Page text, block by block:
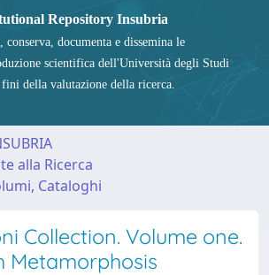
Repository Insubria
conserva, documenta e dissemina le
scientifica dell'Università degli Studi
della valutazione della ricerca.
alla Ricerca
Cataloghi
Collection. Volume one.
Metamorphosis